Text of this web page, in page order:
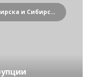
Криминальные новости Новосибирска и Сибирского региона